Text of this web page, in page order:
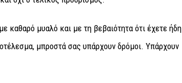
καθαρό μυαλό και με τη βεβαιότητα ότι έχετε ήδη
μπροστά σας υπάρχουν δρόμοι. Υπάρχουν